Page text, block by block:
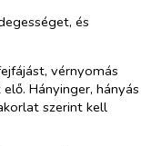
és
vérnyomás
Hányinger, hányás
szerint kell